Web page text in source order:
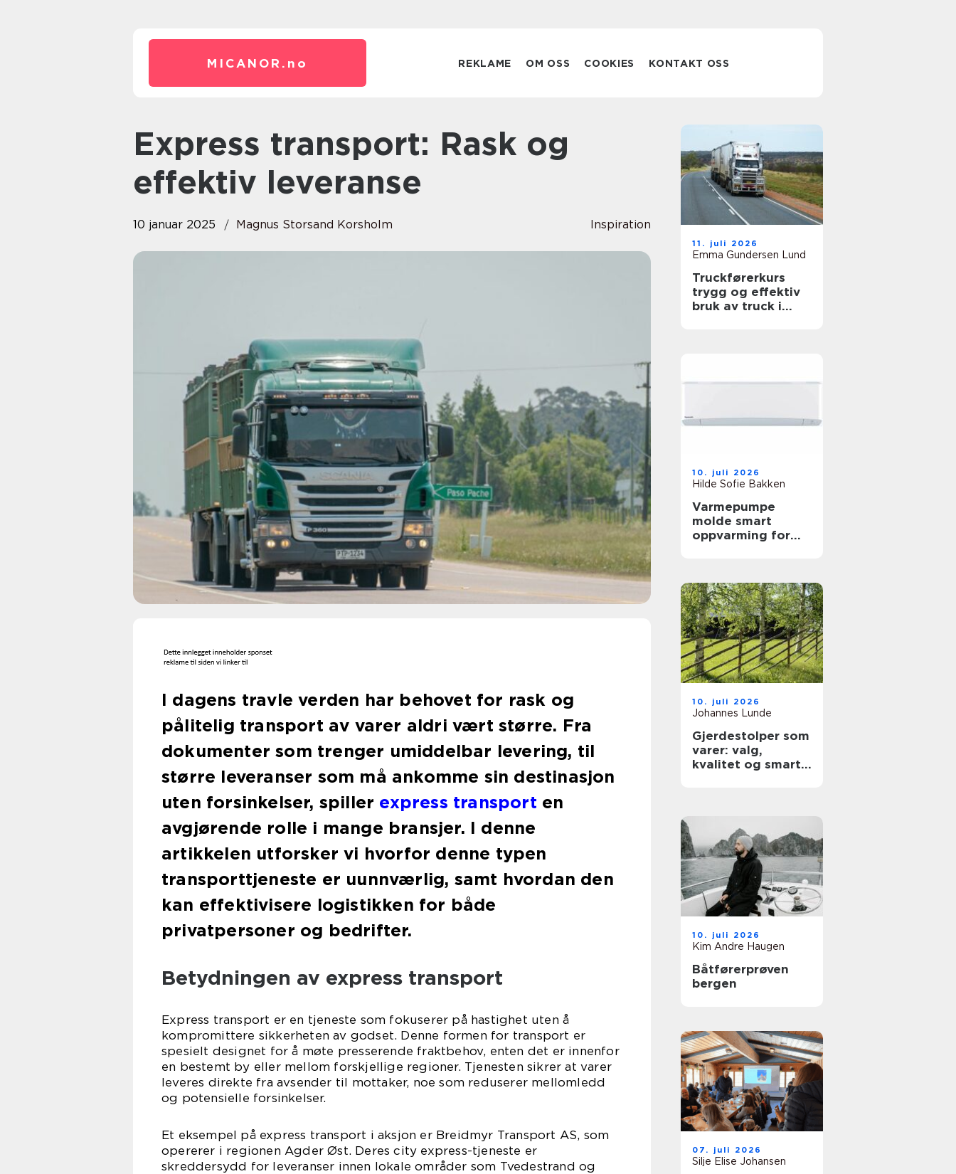
MICANOR. no REKLAME OM OSS COOKIES KONTAKT OSS
Express transport: Rask og
effektiv leveranse
10 januar 2025 Magnus Storsand Korsholm Inspiration
I dagens travle verden har behovet for rask og
pålitelig transport av varer aldri vært større. Fra
dokumenter som trenger umiddelbar levering, til
større leveranser som må ankomme sin destinasjon
uten forsinkelser, spiller express transport en
avgjørende rolle i mange bransjer. I denne
artikkelen utforsker vi hvorfor denne typen
transporttjeneste er uunnværlig, samt hvordan den
kan effektivisere logistikken for både
privatpersoner og bedrifter.
Betydningen av express transport
Express transport er en tjeneste som fokuserer på hastighet uten å
kompromittere sikkerheten av godset. Denne formen for transport er
spesielt designet for å møte presserende fraktbehov, enten det er innenfor
en bestemt by eller mellom forskjellige regioner. Tjenesten sikrer at varer
leveres direkte fra avsender til mottaker, noe som reduserer mellomledd
og potensielle forsinkelser.
Et eksempel på express transport i aksjon er Breidmyr Transport AS, som
opererer i regionen Agder Øst. Deres city express-tjeneste er
skreddersydd for leveranser innen lokale områder som Tvedestrand og
11. juli 2026
Emma Gundersen Lund
Truckførerkurs
trygg og effektiv
bruk av truck i
10. juli 2026
Hilde Sofie Bakken
Varmepumpe
molde smart
oppvarming for
10. juli 2026
Johannes Lunde
Gjerdestolper som
varer: valg,
kvalitet og smart
10. juli 2026
Kim Andre Haugen
Båtførerprøven
bergen
07. juli 2026
Silje Elise Johansen